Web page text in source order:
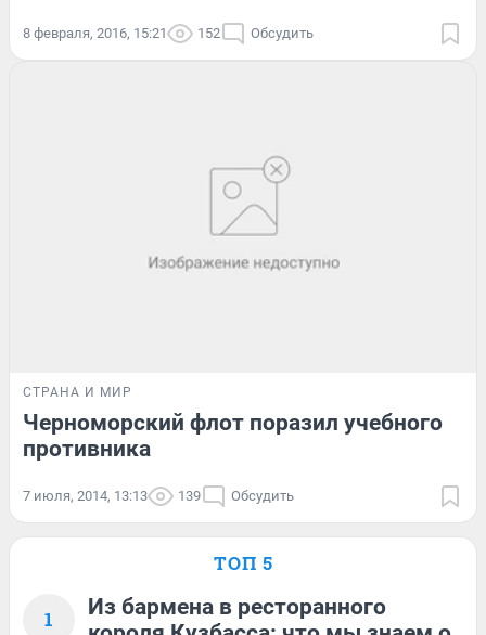
8 февраля, 2016, 15:21 152 Обсудить
СТРАНА И МИР
Черноморский флот поразил учебного
противника
7 июля, 2014, 13:13 139 Обсудить
ТОП 5
1
Из бармена в ресторанного